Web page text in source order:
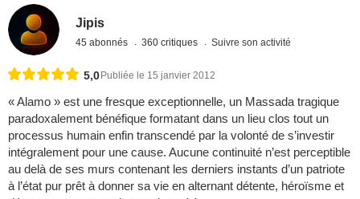
Jipis
45 abonnés 360 critiques Suivre son activité
5,0 Publiée le 15 janvier 2012
« Alamo » est une fresque exceptionnelle, un Massada tragique
paradoxalement bénéfique formatant dans un lieu clos tout un
processus humain enfin transcendé par la volonté de s’investir
intégralement pour une cause. Aucune continuité n’est perceptible
au delà de ses murs contenant les derniers instants d’un patriote
à l’état pur prêt à donner sa vie en alternant détente, héroïsme et